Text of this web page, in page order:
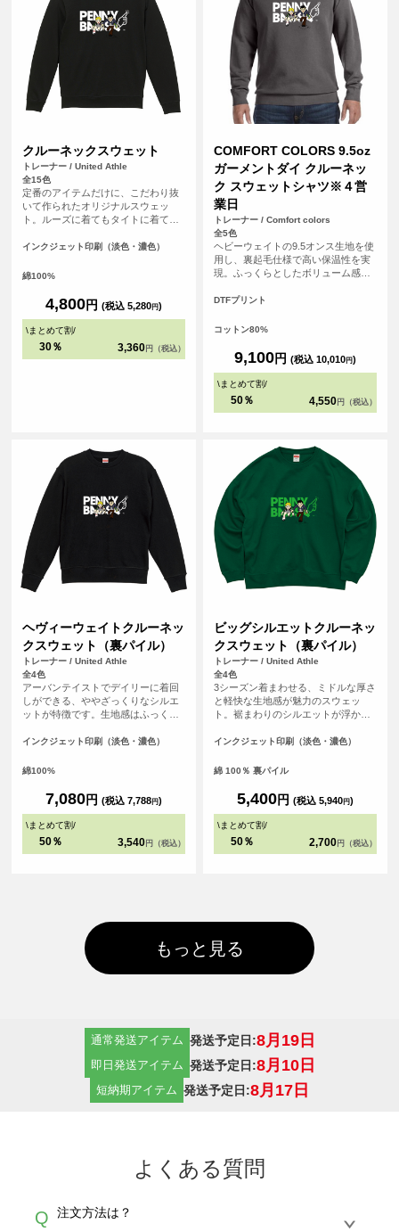
クルーネックスウェット
トレーナー / United Athle
全15色
定番のアイテムだけに、こだわり抜
いて作られたオリジナルスウェッ
ト。ルーズに着てもタイトに着て
どんなスタイルにも合わせやすいア
地でオールシーズン着用可能。カラ
好みの一着を見つけてください。ま
た、友達同士やグループで揃えて楽
しむのありですね。フェスやイベン
ーンでも使い勝手がよい一着は持っ
インクジェット印刷（淡色・濃色）
綿100%
4,800円 (税込 5,280円)
\まとめて割/
30％ 3,360 円（税込）
COMFORT COLORS 9.5oz
ガーメントダイ クルーネッ
ク スウェットシャツ※４営
業日
トレーナー / Comfort colors
全5色
ヘビーウェイトの9.5オンス生地を使
用し、裏起毛仕様で高い保温性を実
現。ふっくらとしたボリューム感が
増すガーメントダイ（製品染め）な
ながら存在感があり、カジュアルか
躍するアイテムです。 <br> ※お客様
の閲覧環境により、商品の色が実際
と異なって見える場合がございま
DTFプリント
コットン80%
9,100円 (税込 10,010円)
\まとめて割/
50％ 4,550 円（税込）
ヘヴィーウェイトクルーネッ
クスウェット（裏パイル）
トレーナー / United Athle
全4色
アーバンテイストでデイリーに着回
しができる、ややざっくりなシルエ
ットが特徴です。生地感はふっく
糸を編み込み重厚感ある生地でどこ
洗濯後の縮率を軽減させるため、生
で施した「プリシュランクファブリ
ック」を採用。アームホールや袖口
など、力が加わる部分のステッチワ
数でダブルステッチにすることで、
インクジェット印刷（淡色・濃色）
綿100%
7,080円 (税込 7,788円)
\まとめて割/
50％ 3,540 円（税込）
ビッグシルエットクルーネッ
クスウェット（裏パイル）
トレーナー / United Athle
全4色
3シーズン着まわせる、ミドルな厚さ
と軽快な生地感が魅力のスウェッ
ト。裾まわりのシルエットが浮かな
い溜まり感のある袖、ストンとドロ
ルエットの随所にこだわりを詰め込
ステッチを採用。トレンドコーデを1
枚で完成させる絶妙なサイジングは
もちろん、堅牢さも兼備したこと
大成となりました。
インクジェット印刷（淡色・濃色）
綿 100％ 裏パイル
5,400円 (税込 5,940円)
\まとめて割/
50％ 2,700 円（税込）
もっと見る
通常発送アイテム 発送予定日:8月19日
即日発送アイテム 発送予定日:8月10日
短納期アイテム 発送予定日:8月17日
よくある質問
Q 注文方法は？